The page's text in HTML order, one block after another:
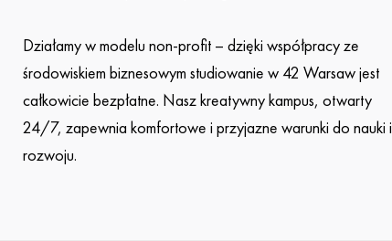
Działamy w modelu non-profit – dzięki współpracy ze
środowiskiem biznesowym studiowanie w 42 Warsaw jest
całkowicie bezpłatne. Nasz kreatywny kampus, otwarty
24/7, zapewnia komfortowe i przyjazne warunki do nauki i
rozwoju.